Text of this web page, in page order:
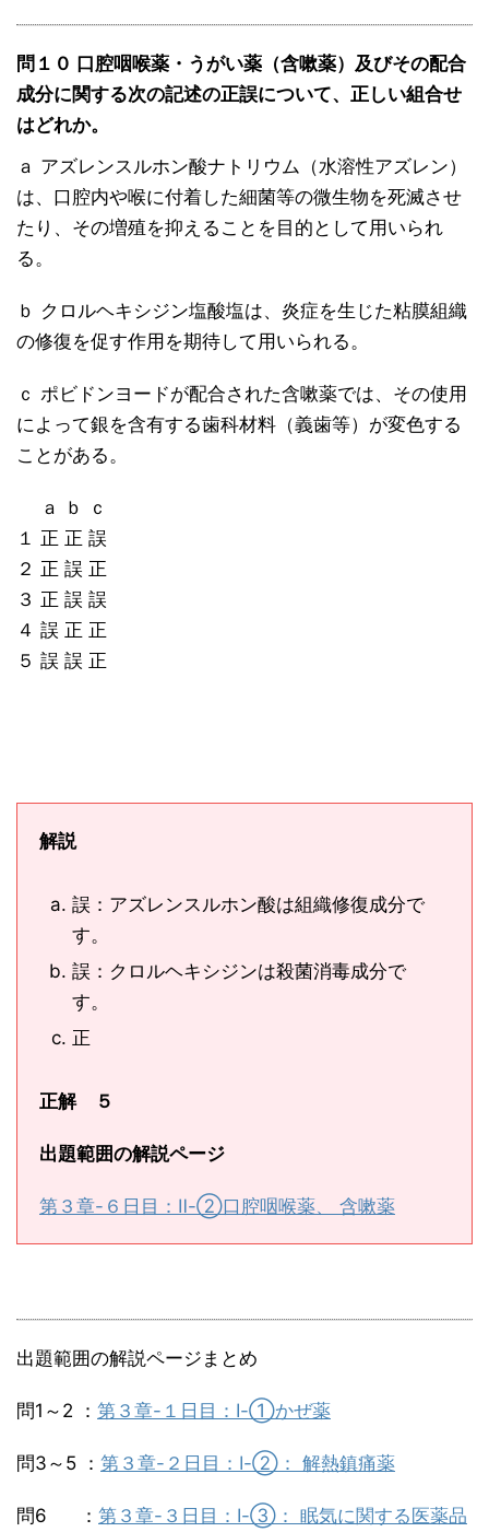
問１０ 口腔咽喉薬・うがい薬（含嗽薬）及びその配合
成分に関する次の記述の正誤について、正しい組合せ
はどれか。
ａ アズレンスルホン酸ナトリウム（水溶性アズレン）
は、口腔内や喉に付着した細菌等の微生物を死滅させ
たり、その増殖を抑えることを目的として用いられ
る。
ｂ クロルヘキシジン塩酸塩は、炎症を生じた粘膜組織
の修復を促す作用を期待して用いられる。
ｃ ポビドンヨードが配合された含嗽薬では、その使用
によって銀を含有する歯科材料（義歯等）が変色する
ことがある。
ａ ｂ ｃ
１ 正 正 誤
２ 正 誤 正
３ 正 誤 誤
４ 誤 正 正
５ 誤 誤 正
解説
誤：アズレンスルホン酸は組織修復成分で
す。
誤：クロルヘキシジンは殺菌消毒成分で
す。
正
正解 ５
出題範囲の解説ページ
第３章-６日目：Ⅱ-②口腔咽喉薬、 含嗽薬
出題範囲の解説ページまとめ
問1～2 ： 第３章-１日目：Ⅰ-①かぜ薬
問3～5 ： 第３章-２日目：Ⅰ-②： 解熱鎮痛薬
問6 ： 第３章-３日目：Ⅰ-③： 眠気に関する医薬品